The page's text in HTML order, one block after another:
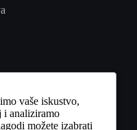
vaše iskustvo,
i analiziramo
možete izabrati